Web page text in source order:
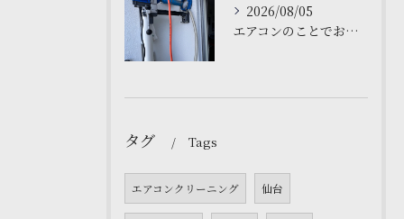
2026/08/05
エアコンのことでお困りですか❓仙台の私たちにお任せください。
タグ Tags
エアコンクリーニング 仙台